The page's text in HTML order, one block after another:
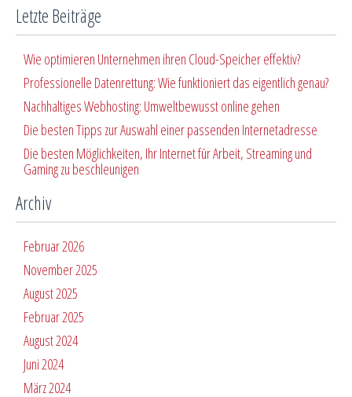
Letzte Beiträge
Wie optimieren Unternehmen ihren Cloud-Speicher effektiv?
Professionelle Datenrettung: Wie funktioniert das eigentlich genau?
Nachhaltiges Webhosting: Umweltbewusst online gehen
Die besten Tipps zur Auswahl einer passenden Internetadresse
Die besten Möglichkeiten, Ihr Internet für Arbeit, Streaming und
Gaming zu beschleunigen
Archiv
Februar 2026
November 2025
August 2025
Februar 2025
August 2024
Juni 2024
März 2024